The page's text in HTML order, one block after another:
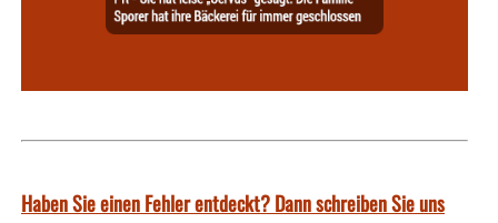
Haben Sie einen Fehler entdeckt? Dann schreiben Sie uns